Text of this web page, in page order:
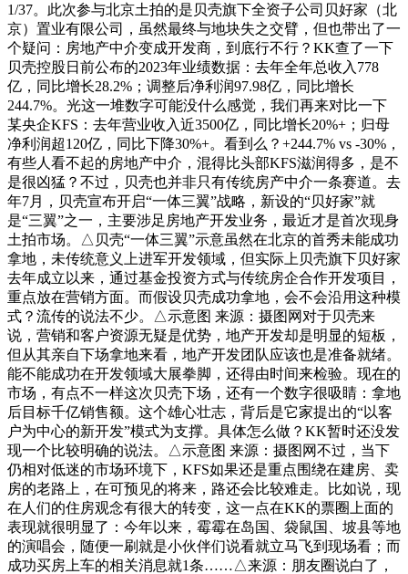
1/37。此次参与北京土拍的是贝壳旗下全资子公司贝好家（北
京）置业有限公司，虽然最终与地块失之交臂，但也带出了一
个疑问：房地产中介变成开发商，到底行不行？KK查了一下
贝壳控股日前公布的2023年业绩数据：去年全年总收入778
亿，同比增长28.2%；调整后净利润97.98亿，同比增长
244.7%。光这一堆数字可能没什么感觉，我们再来对比一下
某央企KFS：去年营业收入近3500亿，同比增长20%+；归母
净利润超120亿，同比下降30%+。看到么？+244.7% vs -30%，
有些人看不起的房地产中介，混得比头部KFS滋润得多，是不
是很凶猛？不过，贝壳也并非只有传统房产中介一条赛道。去
年7月，贝壳宣布开启“一体三翼”战略，新设的“贝好家”就
是“三翼”之一，主要涉足房地产开发业务，最近才是首次现身
土拍市场。△贝壳“一体三翼”示意虽然在北京的首秀未能成功
拿地，未传统意义上进军开发领域，但实际上贝壳旗下贝好家
去年成立以来，通过基金投资方式与传统房企合作开发项目，
重点放在营销方面。而假设贝壳成功拿地，会不会沿用这种模
式？流传的说法不少。△示意图 来源：摄图网对于贝壳来
说，营销和客户资源无疑是优势，地产开发却是明显的短板，
但从其亲自下场拿地来看，地产开发团队应该也是准备就绪。
能不能成功在开发领域大展拳脚，还得由时间来检验。现在的
市场，有点不一样这次贝壳下场，还有一个数字很吸睛：拿地
后目标千亿销售额。这个雄心壮志，背后是它家提出的“以客
户为中心的新开发”模式为支撑。具体怎么做？KK暂时还没发
现一个比较明确的说法。△示意图 来源：摄图网不过，当下
仍相对低迷的市场环境下，KFS如果还是重点围绕在建房、卖
房的老路上，在可预见的将来，路还会比较难走。比如说，现
在人们的住房观念有很大的转变，这一点在KK的票圈上面的
表现就很明显了：今年以来，霉霉在岛国、袋鼠国、坡县等地
的演唱会，随便一刷就是小伙伴们说看就立马飞到现场看；而
成功买房上车的相关消息就1条……△来源：朋友圈说白了，